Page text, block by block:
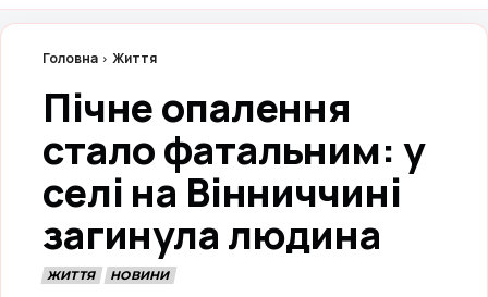
Головна Життя
Пічне опалення
стало фатальним: у
селі на Вінниччині
загинула людина
ЖИТТЯ НОВИНИ